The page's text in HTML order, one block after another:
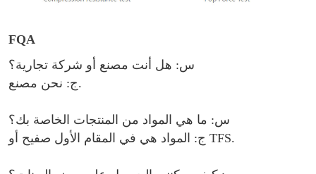
FQA
س: هل أنت مصنع أو شركة تجارية؟
ج: نحن مصنع.
س: ما هي المواد من المنتجات الخاصة بك؟
ج: المواد هي في المقام الأول صفيح أو TFS.